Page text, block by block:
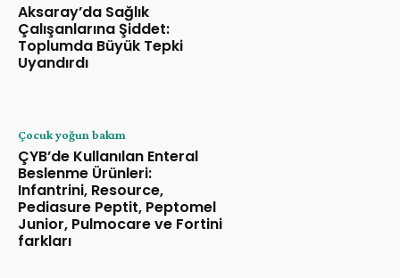
Aksaray’da Sağlık
Çalışanlarına Şiddet:
Toplumda Büyük Tepki
Uyandırdı
Çocuk yoğun bakım
ÇYB’de Kullanılan Enteral
Beslenme Ürünleri:
Infantrini, Resource,
Pediasure Peptit, Peptomel
Junior, Pulmocare ve Fortini
farkları